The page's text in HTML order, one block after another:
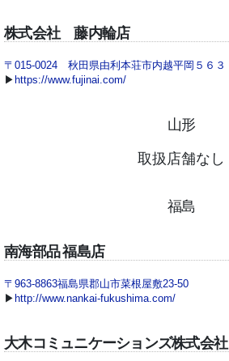
株式会社 藤内輪店
〒015-0024 秋田県由利本荘市内越平岡５６３
▶ https://www.fujinai.com/
山形
取扱店舗なし
福島
南海部品 福島店
〒963-8863福島県郡山市菜根屋敷23-50
▶ http://www.nankai-fukushima.com/
大木コミュニケーションズ株式会社